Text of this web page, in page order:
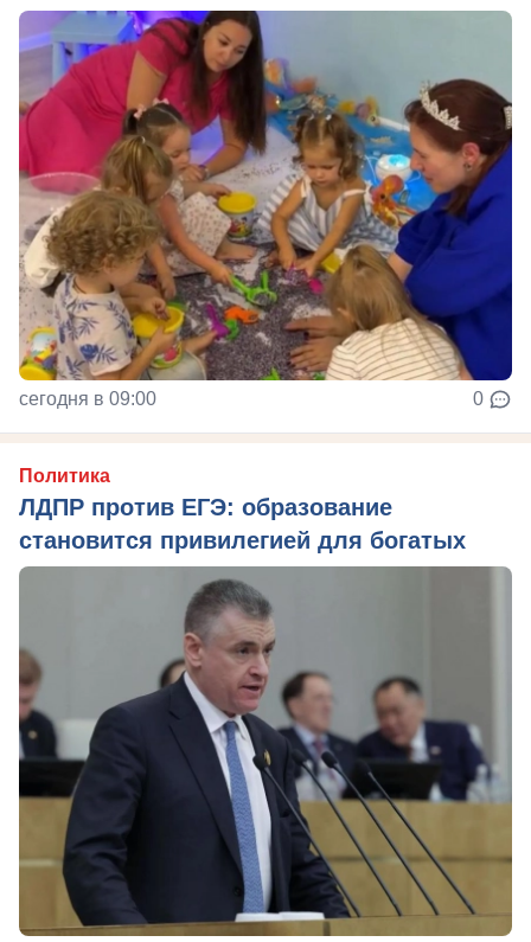
сегодня в 09:00 0
Политика
ЛДПР против ЕГЭ: образование
становится привилегией для богатых